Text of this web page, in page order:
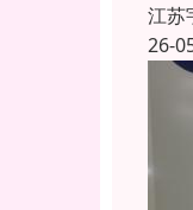
江苏
26-